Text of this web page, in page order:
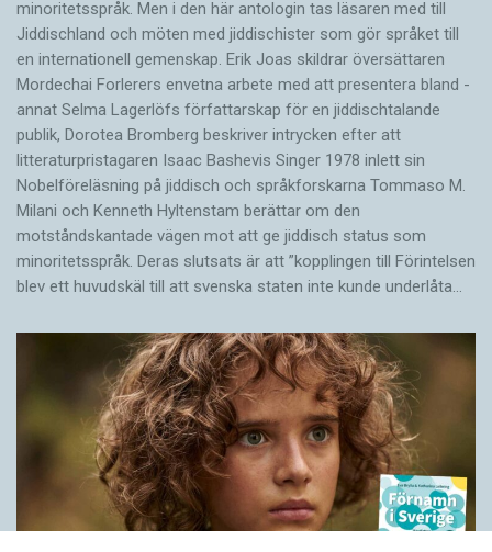
minoritetsspråk. Men i den här antologin tas läsaren med till
Jiddischland och möten med jiddischister som gör språket till
en internationell gemenskap. Erik Joas skildrar översättaren
Morde­chai Forlerers envetna arbete med att presentera bland ­
annat Selma Lagerlöfs författarskap för en jiddisch­talande
publik, Dorotea Bromberg beskriver intrycken efter att
litteraturpristagaren Isaac Bashevis Singer 1978 inlett sin
Nobelföreläsning på jiddisch och språkforskarna Tommaso M.
Milani och Kenneth Hyltenstam berättar om den
motståndskantade vägen mot att ge jiddisch status som
minoritetsspråk. Deras slutsats är att ”kopplingen till Förintelsen
blev ett huvud­skäl till att svenska staten inte kunde underlåta…